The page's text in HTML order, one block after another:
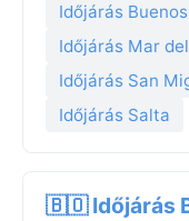
Időjárás
Időjárás Mar
Időjárás San
Időjárás Salta
🇧🇴 Időjárás